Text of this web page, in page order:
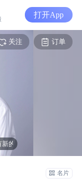
打开App
关注 订单
路！
名片